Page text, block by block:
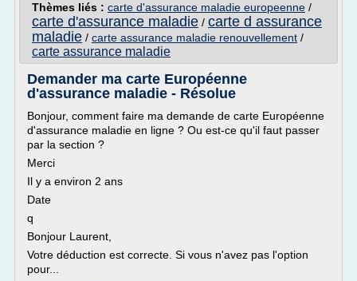
Thèmes liés : carte d'assurance maladie europeenne /
carte d'assurance maladie / carte d assurance
maladie / carte assurance maladie renouvellement /
carte assurance maladie
Demander ma carte Européenne
d'assurance maladie - Résolue
Bonjour, comment faire ma demande de carte Européenne
d'assurance maladie en ligne ? Ou est-ce qu'il faut passer
par la section ?
Merci
Il y a environ 2 ans
Date
q
Bonjour Laurent,
Votre déduction est correcte. Si vous n'avez pas l'option
pour...